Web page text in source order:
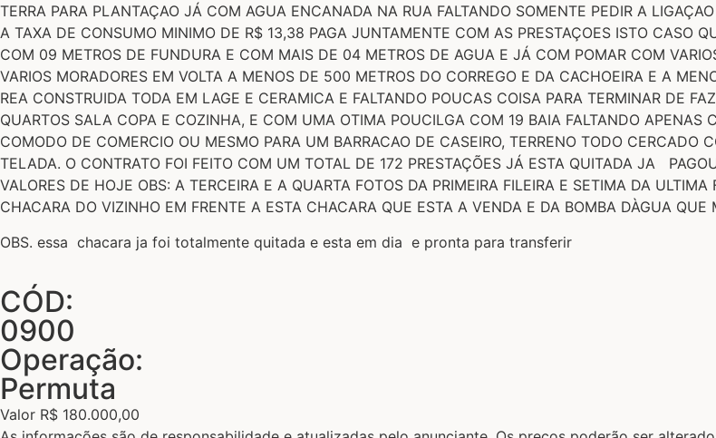
TERRA PARA PLANTAÇAO JÁ COM AGUA ENCANADA NA RUA FALTANDO SOMENTE PEDIR A
A TAXA DE CONSUMO MINIMO DE R$ 13,38 PAGA JUNTAMENTE COM AS PRESTAÇOES ISTO CASO
COM 09 METROS DE FUNDURA E COM MAIS DE 04 METROS DE AGUA E JÁ COM POMAR COM
VARIOS MORADORES EM VOLTA A MENOS DE 500 METROS DO CORREGO E DA CACHOEIRA E A
REA CONSTRUIDA TODA EM LAGE E CERAMICA E FALTANDO POUCAS COISA PARA TERMINAR DE
QUARTOS SALA COPA E COZINHA, E COM UMA OTIMA POUCILGA COM 19 BAIA FALTANDO APENAS
COMODO DE COMERCIO OU MESMO PARA UM BARRACAO DE CASEIRO, TERRENO TODO
TELADA. O CONTRATO FOI FEITO COM UM TOTAL DE 172 PRESTAÇÕES JÁ ESTA QUITADA JA
VALORES DE HOJE OBS: A TERCEIRA E A QUARTA FOTOS DA PRIMEIRA FILEIRA E SETIMA DA
CHACARA DO VIZINHO EM FRENTE A ESTA CHACARA QUE ESTA A VENDA E DA BOMBA DÀGUA
OBS. essa chacara ja foi totalmente quitada e esta em dia e pronta para transferir
CÓD:
0900
Operação:
Permuta
Valor R$ 180.000,00